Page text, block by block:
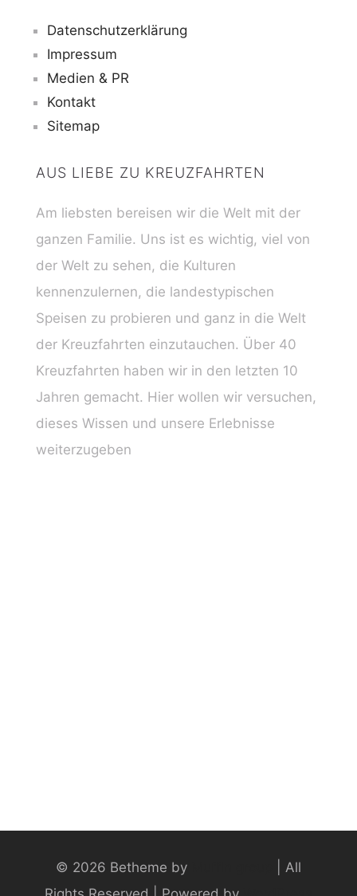
Datenschutzerklärung
Impressum
Medien & PR
Kontakt
Sitemap
AUS LIEBE ZU KREUZFAHRTEN
Am liebsten bereisen wir die Welt mit der
ganzen Familie. Uns ist es wichtig, viel von
der Welt zu sehen, die Kulturen
kennenzulernen, die landestypischen
Speisen zu probieren und ganz in die Welt
der Kreuzfahrten einzutauchen. Über 40
Kreuzfahrten haben wir in den letzten 10
Jahren gemacht. Hier wollen wir versuchen,
dieses Wissen und unsere Erlebnisse
weiterzugeben
© 2026 Betheme by
| All